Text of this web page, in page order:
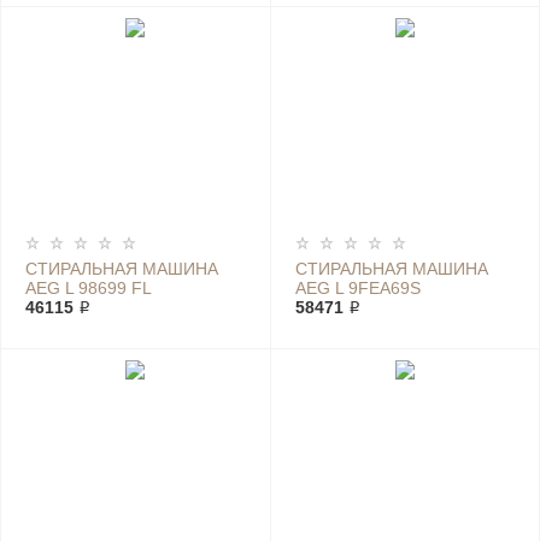
СТИРАЛЬНАЯ МАШИНА
AEG L 98699 FL
46115 ₽
СТИРАЛЬНАЯ МАШИНА
AEG L 9FEA69S
58471 ₽